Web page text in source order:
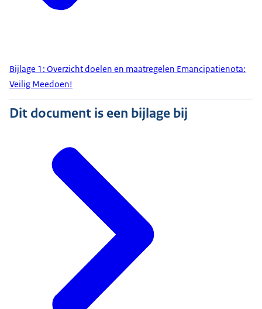
Bijlage 1: Overzicht doelen en maatregelen Emancipatienota:
Veilig Meedoen!
Dit document is een bijlage bij